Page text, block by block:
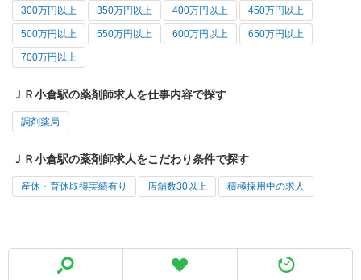
300万円以上 350万円以上 400万円以上 450万円以上
500万円以上 550万円以上 600万円以上 650万円以上
700万円以上
ＪＲ小倉駅の薬剤師求人を仕事内容で探す
調剤薬局
ＪＲ小倉駅の薬剤師求人をこだわり条件で探す
産休・育休取得実績有り 店舗数30以上 積極採用中の求人